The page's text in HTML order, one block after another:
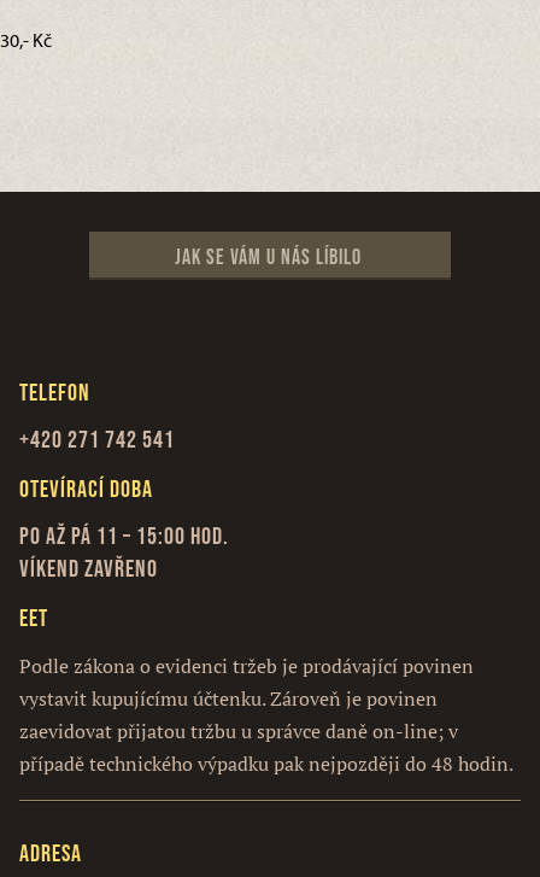
30,- Kč
Jak se vám u nás líbilo
Telefon
+420 271 742 541
Otevírací doba
Po až Pá 11 – 15:00 hod.
Víkend zavřeno
EET
Podle zákona o evidenci tržeb je prodávající povinen
vystavit kupujícímu účtenku. Zároveň je povinen
zaevidovat přijatou tržbu u správce daně on-line; v
případě technického výpadku pak nejpozději do 48 hodin.
Adresa